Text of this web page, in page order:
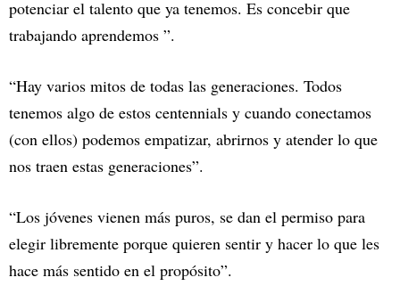
potenciar el talento que ya tenemos. Es concebir que
trabajando aprendemos ”.
“Hay varios mitos de todas las generaciones. Todos
tenemos algo de estos centennials y cuando conectamos
(con ellos) podemos empatizar, abrirnos y atender lo que
nos traen estas generaciones”.
“Los jóvenes vienen más puros, se dan el permiso para
elegir libremente porque quieren sentir y hacer lo que les
hace más sentido en el propósito”.